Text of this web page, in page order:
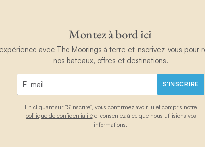
Montez à bord ici
avec The Moorings à terre et inscrivez-vous pour
nos bateaux, offres et destinations.
S'INSCRIRE
En cliquant sur “S’inscrire”, vous confirmez avoir lu et compris notre
politique de confidentialitéet consentez à ce que nous utilisions vos
informations.